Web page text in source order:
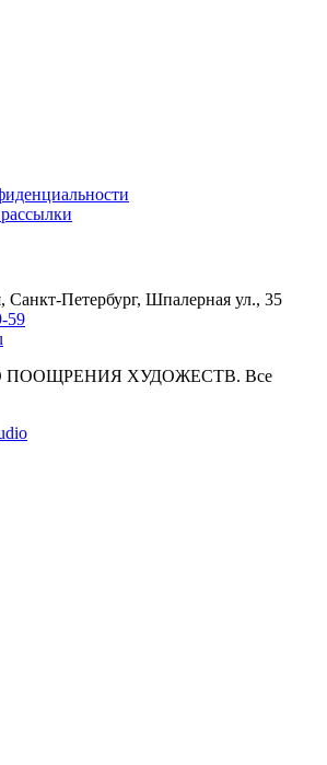
Санкт-Петербург, Шпалерная ул., 35
59
ПООЩРЕНИЯ ХУДОЖЕСТВ. Все